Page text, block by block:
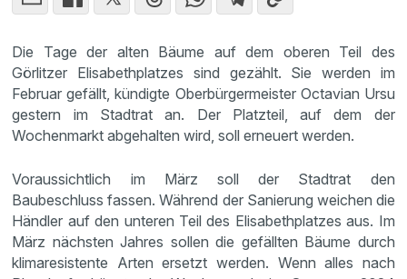
Die Tage der alten Bäume auf dem oberen Teil des
Görlitzer Elisabethplatzes sind gezählt. Sie werden im
Februar gefällt, kündigte Oberbürgermeister Octavian Ursu
gestern im Stadtrat an. Der Platzteil, auf dem der
Wochenmarkt abgehalten wird, soll erneuert werden.
Voraussichtlich im März soll der Stadtrat den
Baubeschluss fassen. Während der Sanierung weichen die
Händler auf den unteren Teil des Elisabethplatzes aus. Im
März nächsten Jahres sollen die gefällten Bäume durch
klimaresistente Arten ersetzt werden. Wenn alles nach